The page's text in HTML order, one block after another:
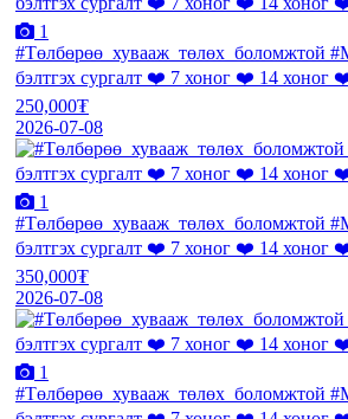
1
#Төлбөрөө_хувааж_төлөх_боломжтой
бэлтгэх сургалт ❤️ 7 хоног ❤️ 14 хоног
250,000₮
2026-07-08
1
#Төлбөрөө_хувааж_төлөх_боломжтой
бэлтгэх сургалт ❤️ 7 хоног ❤️ 14 хоног
350,000₮
2026-07-08
1
#Төлбөрөө_хувааж_төлөх_боломжтой